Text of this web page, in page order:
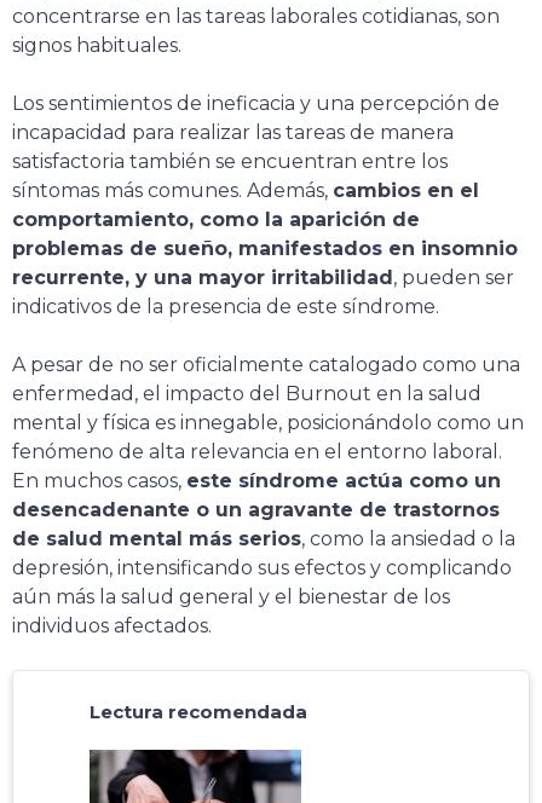
concentrarse en las tareas laborales cotidianas, son
signos habituales.
Los sentimientos de ineficacia y una percepción de
incapacidad para realizar las tareas de manera
satisfactoria también se encuentran entre los
síntomas más comunes. Además, cambios en el
comportamiento, como la aparición de
problemas de sueño, manifestados en insomnio
recurrente, y una mayor irritabilidad, pueden ser
indicativos de la presencia de este síndrome.
A pesar de no ser oficialmente catalogado como una
enfermedad, el impacto del Burnout en la salud
mental y física es innegable, posicionándolo como un
fenómeno de alta relevancia en el entorno laboral.
En muchos casos, este síndrome actúa como un
desencadenante o un agravante de trastornos
de salud mental más serios, como la ansiedad o la
depresión, intensificando sus efectos y complicando
aún más la salud general y el bienestar de los
individuos afectados.
Lectura recomendada